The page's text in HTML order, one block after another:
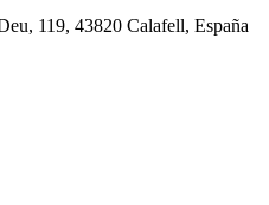
119, 43820 Calafell, España